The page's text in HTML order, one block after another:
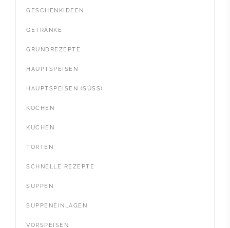
GESCHENKIDEEN
GETRÄNKE
GRUNDREZEPTE
HAUPTSPEISEN
HAUPTSPEISEN (SÜSS)
KOCHEN
KUCHEN
TORTEN
SCHNELLE REZEPTE
SUPPEN
SUPPENEINLAGEN
VORSPEISEN